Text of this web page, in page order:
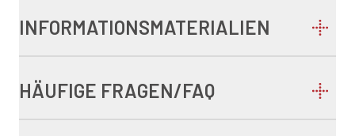
INFORMATIONSMATERIALIEN
HÄUFIGE FRAGEN/FAQ